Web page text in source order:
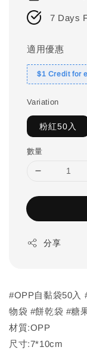
7 Days
適用優惠
$1 Credit for
Variation
粉紅50入
數量
分享
#OPP自黏袋50入
物袋 #餅乾袋 #糖
材質:OPP
尺寸:7*10cm